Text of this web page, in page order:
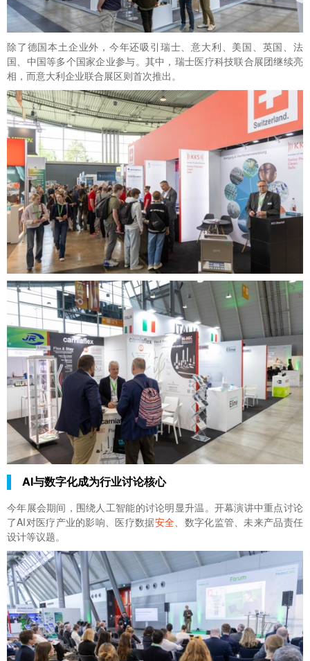
除了德国本土企业外，今年还吸引瑞士、意大利、美国、英国、法
国、中国等多个国家企业参与。其中，瑞士医疗科技联合展团继续亮
相，而意大利企业联合展区则首次推出。
AI与数字化成为行业讨论核心
今年展会期间，围绕人工智能的讨论明显升温。开幕演讲中重点讨论
了AI对医疗产业的影响、医疗数据安全、数字化监管、未来产品责任
设计等议题。